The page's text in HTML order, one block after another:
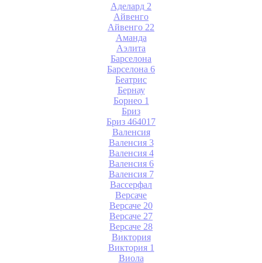
Аделард 2
Айвенго
Айвенго 22
Аманда
Аэлита
Барселона
Барселона 6
Беатрис
Бернау
Борнео 1
Бриз
Бриз 464017
Валенсия
Валенсия 3
Валенсия 4
Валенсия 6
Валенсия 7
Вассерфал
Версаче
Версаче 20
Версаче 27
Версаче 28
Виктория
Виктория 1
Виола